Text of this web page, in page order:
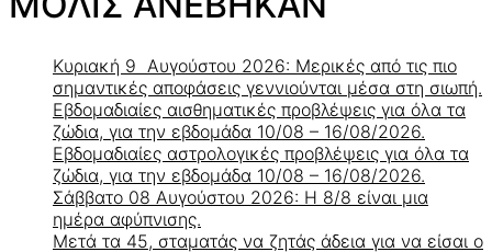
Κυριακή 9 Αυγούστου 2026: Μερικές από τις πιο
σημαντικές αποφάσεις γεννιούνται μέσα στη σιωπή.
Εβδομαδιαίες αισθηματικές προβλέψεις για όλα τα
ζώδια, για την εβδομάδα 10/08 – 16/08/2026.
Εβδομαδιαίες αστρολογικές προβλέψεις για όλα τα
ζώδια, για την εβδομάδα 10/08 – 16/08/2026.
Σάββατο 08 Αυγούστου 2026: Η 8/8 είναι μια
ημέρα αφύπνισης.
Μετά τα 45, σταματάς να ζητάς άδεια για να είσαι ο